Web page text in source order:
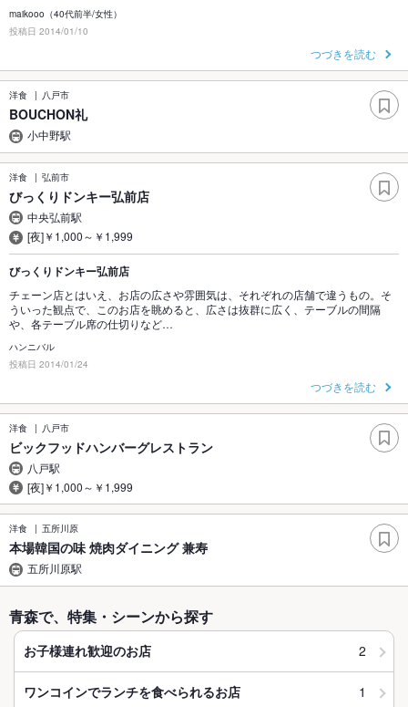
maikooo（40代前半/女性）
投稿日 2014/01/10
つづきを読む
洋食 八戸市
BOUCHON礼
小中野駅
洋食 弘前市
びっくりドンキー弘前店
中央弘前駅
[夜]￥1,000～￥1,999
びっくりドンキー弘前店
チェーン店とはいえ、お店の広さや雰囲気は、それぞれの店舗で違うもの。そ
ういった観点で、このお店を眺めると、広さは抜群に広く、テーブルの間隔
や、各テーブル席の仕切りなど…
ハンニバル
投稿日 2014/01/24
つづきを読む
洋食 八戸市
ビックフッドハンバーグレストラン
八戸駅
[夜]￥1,000～￥1,999
洋食 五所川原
本場韓国の味 焼肉ダイニング 兼寿
五所川原駅
青森で、特集・シーンから探す
お子様連れ歓迎のお店 2
ワンコインでランチを食べられるお店 1